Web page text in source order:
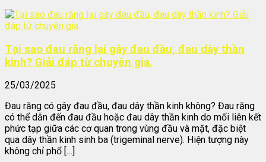
Tại sao đau răng lại gây đau đầu, đau dây thần
kinh? Giải đáp từ chuyên gia.
25/03/2025
Đau răng có gây đau đầu, đau dây thần kinh không? Đau răng
có thể dẫn đến đau đầu hoặc đau dây thần kinh do mối liên kết
phức tạp giữa các cơ quan trong vùng đầu và mặt, đặc biệt
qua dây thần kinh sinh ba (trigeminal nerve). Hiện tượng này
không chỉ phổ […]